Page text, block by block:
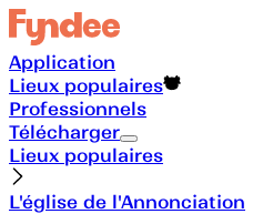
Application
Lieux populaires
Professionnels
Télécharger
Lieux populaires
L'église de l'Annonciation